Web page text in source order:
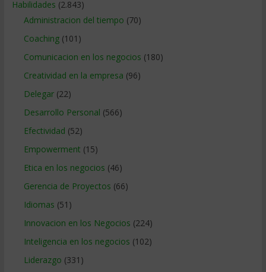
Habilidades (2.843)
Administracion del tiempo (70)
Coaching(101)
Comunicacion en los negocios (180)
Creatividad en la empresa (96)
Delegar(22)
Desarrollo Personal (566)
Efectividad (52)
Empowerment (15)
Etica en los negocios (46)
Gerencia de Proyectos (66)
Idiomas (51)
Innovacion en los Negocios (224)
Inteligencia en los negocios (102)
Liderazgo (331)